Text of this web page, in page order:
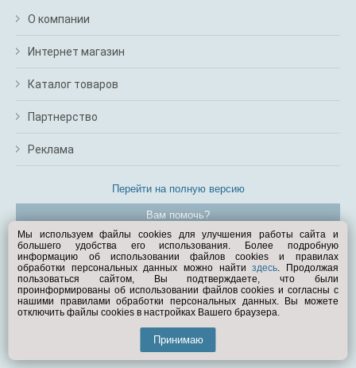
О компании
Интернет магазин
Каталог товаров
Партнерство
Реклама
Перейти на полную версию
Вам помочь?
© Exist.ru 1998—2026
Мы используем файлы cookies для улучшения работы сайта и
большего удобства его использования. Более подробную
информацию об использовании файлов cookies и правилах
обработки персональных данных можно найтиздесь. Продолжая
пользоваться сайтом, Вы подтверждаете, что были
проинформированы об использовании файлов cookies и согласны с
нашими правилами обработки персональных данных. Вы можете
отключить файлы cookies в настройках Вашего браузера.
Принимаю